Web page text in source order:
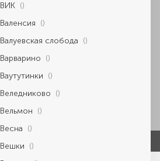
ВИК ()
Валенсия ()
Валуевская слобода ()
Варварино ()
Ваутутинки ()
Веледниково ()
Вельмон ()
Весна ()
Вешки ()